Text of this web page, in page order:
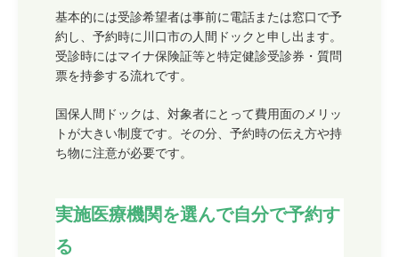
基本的には受診希望者は事前に電話または窓口で予
約し、予約時に川口市の人間ドックと申し出ます。
受診時にはマイナ保険証等と特定健診受診券・質問
票を持参する流れです。
国保人間ドックは、対象者にとって費用面のメリッ
トが大きい制度です。その分、予約時の伝え方や持
ち物に注意が必要です。
実施医療機関を選んで自分で予約す
る